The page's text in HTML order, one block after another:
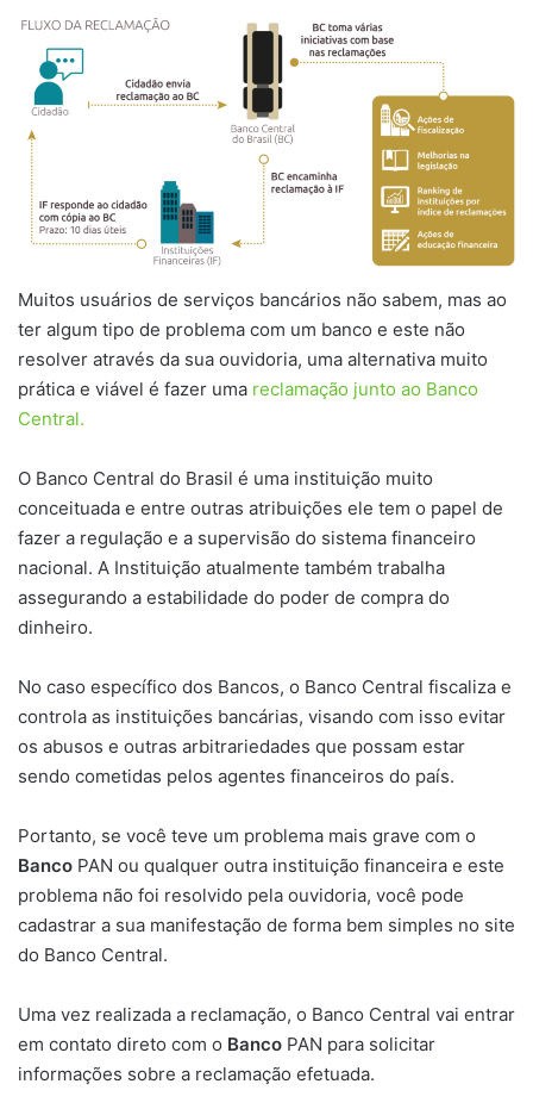
Muitos usuários de serviços bancários não sabem, mas ao
ter algum tipo de problema com um banco e este não
resolver através da sua ouvidoria, uma alternativa muito
prática e viável é fazer uma reclamação junto ao Banco
Central.
O Banco Central do Brasil é uma instituição muito
conceituada e entre outras atribuições ele tem o papel de
fazer a regulação e a supervisão do sistema financeiro
nacional. A Instituição atualmente também trabalha
assegurando a estabilidade do poder de compra do
dinheiro.
No caso específico dos Bancos, o Banco Central fiscaliza e
controla as instituições bancárias, visando com isso evitar
os abusos e outras arbitrariedades que possam estar
sendo cometidas pelos agentes financeiros do país.
Portanto, se você teve um problema mais grave com o
Banco PAN ou qualquer outra instituição financeira e este
problema não foi resolvido pela ouvidoria, você pode
cadastrar a sua manifestação de forma bem simples no site
do Banco Central.
Uma vez realizada a reclamação, o Banco Central vai entrar
em contato direto com o Banco PAN para solicitar
informações sobre a reclamação efetuada.